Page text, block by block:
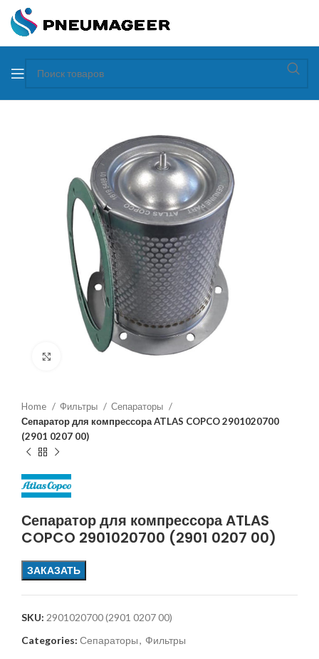
Увеличить
Home Фильтры
Сепараторы
Сепаратор для компрессора ATLAS COPCO 2901020700
(2901 0207 00)
Сепаратор для компрессора ATLAS
COPCO 2901020700 (2901 0207 00)
ЗАКАЗАТЬ
SKU: 2901020700 (2901 0207 00)
Categories: Сепараторы, Фильтры